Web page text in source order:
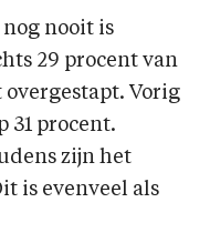
nooit is
29 procent van
Vorig
31 procent.
zijn het
is evenveel als